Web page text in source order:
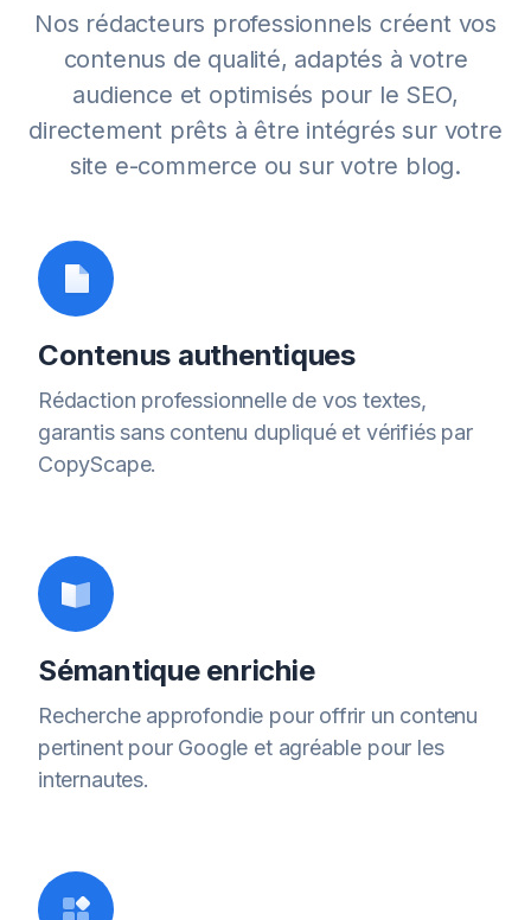
Nos rédacteurs professionnels créent vos
contenus de qualité, adaptés à votre
audience et optimisés pour le SEO,
directement prêts à être intégrés sur votre
site e-commerce ou sur votre blog.
Contenus authentiques
Rédaction professionnelle de vos textes,
garantis sans contenu dupliqué et vérifiés par
CopyScape.
Sémantique enrichie
Recherche approfondie pour offrir un contenu
pertinent pour Google et agréable pour les
internautes.